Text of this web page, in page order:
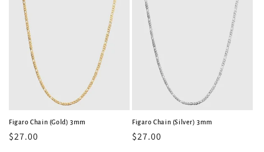
Figaro Chain (Gold) 3mm
常
$27.00
Figaro Chain (Silver) 3mm
常
$27.00